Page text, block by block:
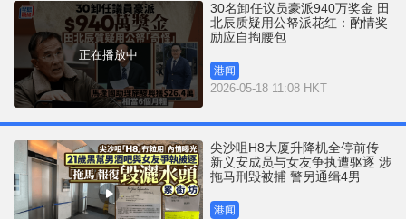
正在播放中
30名卸任议员豪派940万奖金 田
北辰质疑用公帑派花红：酌情奖
励应自掏腰包
港闻
2026-05-18 11:08 HKT
尖沙咀H8大厦升降机全停前传
新义安成员与女友争执遭驱逐 涉
拖马刑毁被捕 警另通缉4男
港闻